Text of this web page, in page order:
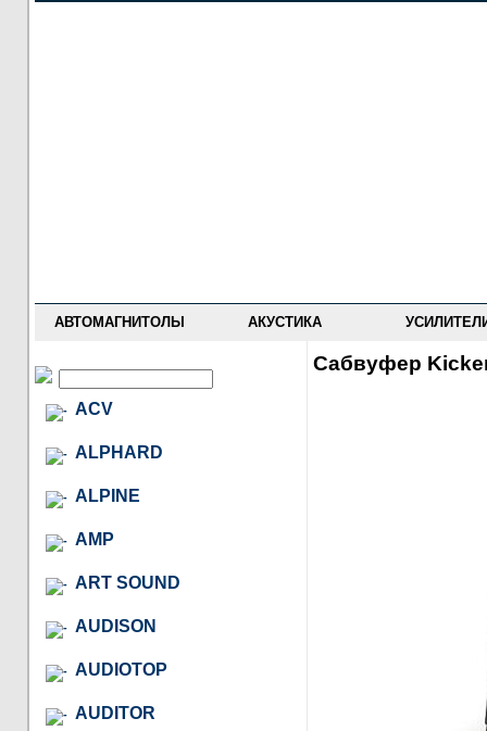
АВТОМАГНИТОЛЫ АКУСТИКА
ACV
ALPHARD
ALPINE
AMP
ART SOUND
AUDISON
AUDIOTOP
AUDITOR
Сабвуфер